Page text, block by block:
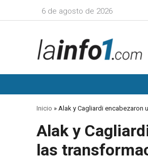
al
6 de agosto de 2026
Inicio » Alak y Cagliardi encabezaron
Alak y
las